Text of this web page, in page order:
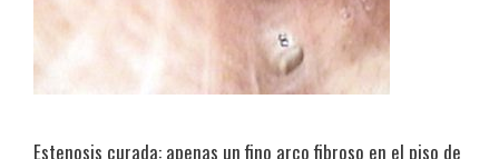
Estenosis curada: apenas un fino arco fibroso en el piso de